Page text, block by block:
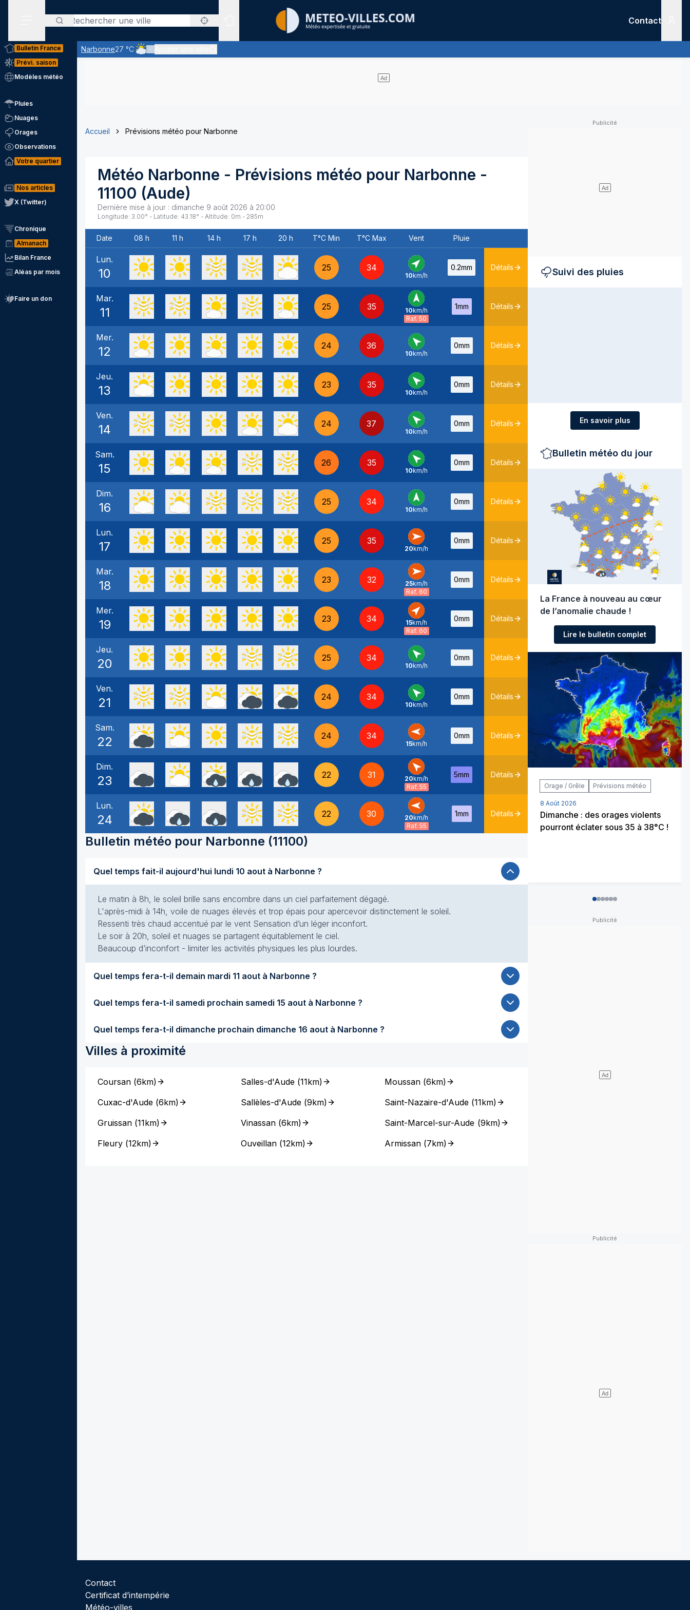
Rechercher
Sites expertis&eacute;s
Contact
Narbonne27 °C
Ciel nuageux - les éclaircies et les nuages se partagent le ciel - pas de pluie
Bulletin France
Prévi. saison
Modèles météo
Pluies
Nuages
Orages
Observations
Votre quartier
Nos articles
X (Twitter)
Chronique
Almanach
Bilan France
Aléas par mois
Faire un don
Accueil Prévisions météo pour Narbonne
Météo Narbonne - Prévisions météo pour Narbonne -
11100 (Aude)
Dernière mise à jour : dimanche 9 août 2026 à 20:00
Longitude: 3.00° - Latitude: 43.18° - Altitude: 0m - 285m
Date 08 h 11 h 14 h 17 h 20 h T°C Min T°C Max Vent Pluie
Lun.
10 25 34
SO -
10km/h
0.2mm Détails
Mar.
11 25 35
S -
10km/h
Raf. 50
1mm Détails
Mer.
12 24 36
SE -
10km/h
0mm Détails
Jeu.
13 23 35
SE -
10km/h
0mm Détails
Ven.
14 24 37
SE -
10km/h
0mm Détails
Sam.
15 26 35
SE -
10km/h
0mm Détails
Dim.
16 25 34
S -
10km/h
0mm Détails
Lun.
17 25 35
O -
20km/h
0mm Détails
Mar.
18 23 32
O -
25km/h
Raf. 60
0mm Détails
Mer.
19 23 34
SO -
15km/h
Raf. 60
0mm Détails
Jeu.
20 25 34
SE -
10km/h
0mm Détails
Ven.
21 24 34
SE -
10km/h
0mm Détails
Sam.
22 24 34
E -
15km/h
0mm Détails
Dim.
23 22 31
SE -
20km/h
Raf. 55
5mm Détails
Lun.
24 22 30
E -
20km/h
Raf. 55
1mm Détails
Bulletin météo pour Narbonne (11100)
Quel temps fait-il aujourd'hui lundi 10 aout à Narbonne ?
Le matin à 8h, le soleil brille sans encombre dans un ciel parfaitement dégagé.
L'après-midi à 14h, voile de nuages élevés et trop épais pour apercevoir distinctement le soleil.
Ressenti très chaud accentué par le vent Sensation d’un léger inconfort.
Le soir à 20h, soleil et nuages se partagent équitablement le ciel.
Beaucoup d’inconfort - limiter les activités physiques les plus lourdes.
Quel temps fera-t-il demain mardi 11 aout à Narbonne ?
Quel temps fera-t-il samedi prochain samedi 15 aout à Narbonne ?
Quel temps fera-t-il dimanche prochain dimanche 16 aout à Narbonne ?
Villes à proximité
Coursan (6km)
Cuxac-d'Aude (6km)
Gruissan (11km)
Fleury (12km)
Salles-d'Aude (11km)
Sallèles-d'Aude (9km)
Vinassan (6km)
Ouveillan (12km)
Moussan(6km)
Saint-Nazaire-d'Aude(11km)
Saint-Marcel-sur-Aude (9km)
Armissan(7km)
Suivi des pluies
En savoir plus
Bulletin météo du jour
La France à nouveau au cœur
de l’anomalie chaude !
Lire le bulletin complet
Orage / Grêle Prévisions météo
8 Août 2026
Dimanche : des orages violents
pourront éclater sous 35 à 38°C !
Contact
Certificat d’intempérie
Météo-villes